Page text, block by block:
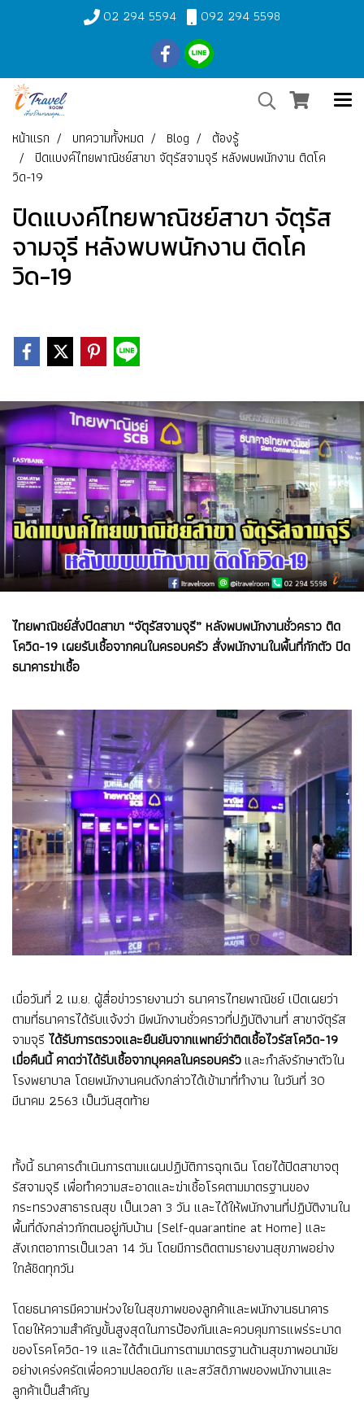
02 294 5594 092 294 5598
หน้าแรก บทความทั้งหมด Blog
ต้องรู้
ปิดแบงค์ไทยพาณิชย์สาขา จัตุรัสจามจุรี หลังพบพนักงาน ติดโค
วิด-19
ปิดแบงค์ไทยพาณิชย์สาขา จัตุรัส
จามจุรี หลังพบพนักงาน ติดโค
วิด-19
ไทยพาณิชย์สั่งปิดสาขา “จัตุรัสจามจุรี” หลังพบพนักงานชั่วคราว ติด
โควิด-19 เผยรับเชื้อจากคนในครอบครัว สั่งพนักงานในพื้นที่กักตัว ปิด
ธนาคารฆ่าเชื้อ
เมื่อวันที่ 2 เม.ย. ผู้สื่อข่าวรายงานว่า ธนาคารไทยพาณิชย์ เปิดเผยว่า
ตามที่ธนาคารได้รับแจ้งว่า มีพนักงานชั่วคราวที่ปฏิบัติงานที่ สาขาจัตุรัส
จามจุรี ได้รับการตรวจและยืนยันจากแพทย์ว่าติดเชื้อไวรัสโควิด-19
เมื่อคืนนี้ คาดว่าได้รับเชื้อจากบุคคลในครอบครัวและกำลังรักษาตัวใน
โรงพยาบาล โดยพนักงานคนดังกล่าวได้เข้ามาที่ทำงาน ในวันที่ 30
มีนาคม 2563 เป็นวันสุดท้าย
ทั้งนี้ ธนาคารดำเนินการตามแผนปฏิบัติการฉุกเฉิน โดยได้ปิดสาขาจตุ
รัสจามจุรี เพื่อทำความสะอาดและฆ่าเชื้อโรคตามมาตรฐานของ
กระทรวงสาธารณสุข เป็นเวลา 3 วัน และได้ให้พนักงานที่ปฏิบัติงานใน
พื้นที่ดังกล่าวกักตนอยู่กับบ้าน (Self-quarantine at Home) และ
สังเกตอาการเป็นเวลา 14 วัน โดยมีการติดตามรายงานสุขภาพอย่าง
ใกล้ชิดทุกวัน
โดยธนาคารมีความห่วงใยในสุขภาพของลูกค้าและพนักงานธนาคาร
โดยให้ความสำคัญขั้นสูงสุดในการป้องกันและควบคุมการแพร่ระบาด
ของโรคโควิด-19 และได้ดำเนินการตามมาตรฐานด้านสุขภาพอนามัย
อย่างเคร่งครัดเพื่อความปลอดภัย และสวัสดิภาพของพนักงานและ
ลูกค้าเป็นสำคัญ